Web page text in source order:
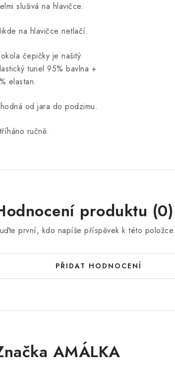
slušivá na hlavičce.
na hlavičce netlačí.
čepičky je našitý
tunel 95% bavlna +
elastan.
od jara do podzimu.
ručně.
produktu (0)
první, kdo napíše příspěvek k této položce.
PŘIDAT HODNOCENÍ
AMÁLKA